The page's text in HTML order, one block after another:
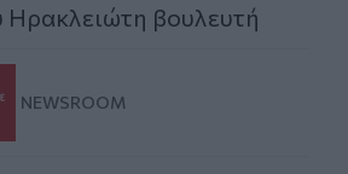
βουλευτή
NEWSROOM